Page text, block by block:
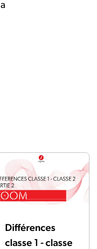
Différences
classe 1 - classe